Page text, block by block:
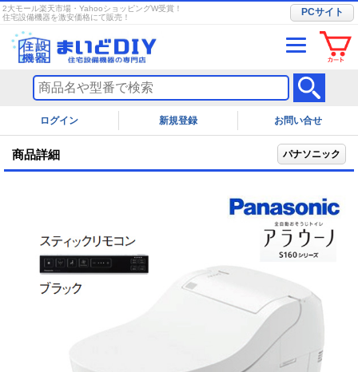
2大モール楽天市場・YahooショッピングW受賞！
住宅設備機器を激安価格にて販売！
PCサイト
ログイン お問い合せ
商品詳細 パナソニック